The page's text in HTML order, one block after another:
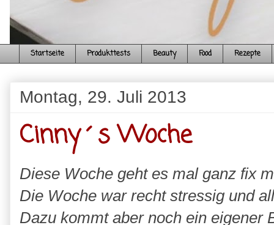
Startseite Produkttests Beauty Food Rezepte
Montag, 29. Juli 2013
Cinny´s Woche
Diese Woche geht es mal ganz fix
Die Woche war recht stressig und
Dazu kommt aber noch ein eigener